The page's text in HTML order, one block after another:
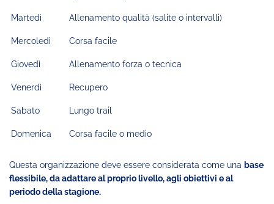
Martedì Allenamento qualità (salite o intervalli)
Mercoledì Corsa facile
Giovedì Allenamento forza o tecnica
Venerdì Recupero
Sabato Lungo trail
Domenica Corsa facile o medio
Questa organizzazione deve essere considerata come una base
flessibile, da adattare al proprio livello, agli obiettivi e al
periodo della stagione.